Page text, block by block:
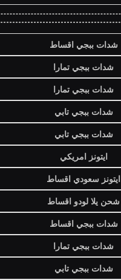
شدات ببجي اقساط
شدات ببجي تمارا
شدات ببجي تمارا
شدات ببجي تابي
شدات ببجي تابي
ايتونز امريكي
ايتونز سعودي اقساط
شحن يلا لودو اقساط
شدات ببجي اقساط
شدات ببجي تمارا
شدات ببجي تابي